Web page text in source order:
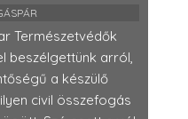
Természetvédők
beszélgettünk arról,
a készülő
civil összefogás